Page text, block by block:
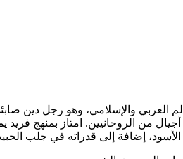
العربي والإسلامي، وهو رجل دين
من الروحانيين. امتاز بمنهج فريد
إضافة إلى قدراته في جلب